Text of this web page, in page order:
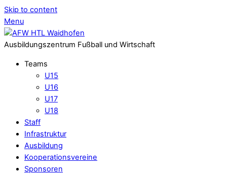
Skip to content
Menu
Ausbildungszentrum Fußball und Wirtschaft
Teams
U15
U16
U17
U18
Staff
Infrastruktur
Ausbildung
Kooperationsvereine
Sponsoren